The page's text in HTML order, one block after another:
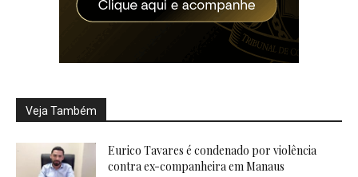
Veja Também
Eurico Tavares é condenado por violência
contra ex-companheira em Manaus